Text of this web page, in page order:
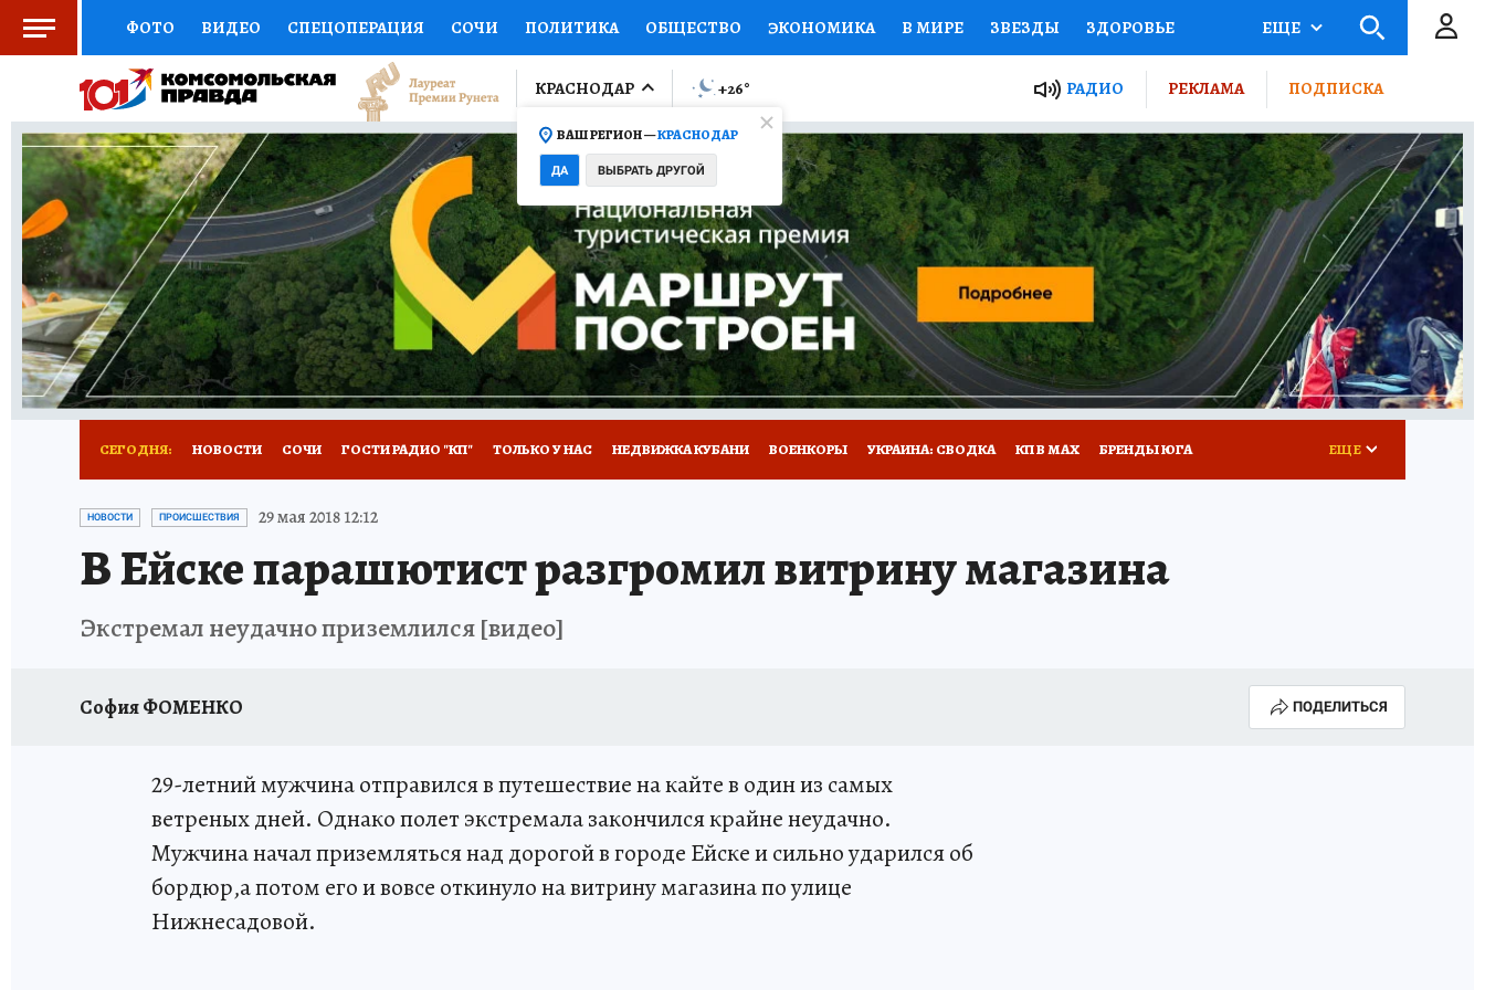
ФОТО ВИДЕО СПЕЦОПЕРАЦИЯ СОЧИ ПОЛИТИКА ОБЩЕСТВО ЭКОНОМИКА В МИРЕ ЗВЕЗДЫ ЗДОРОВЬЕ
СОЦПОДДЕРЖКА НАУКА СПОРТ КОЛУМНИСТЫ ПРОИСШЕСТВИЯ НАЦИОНАЛЬНЫЕ ПРОЕКТЫ РОССИИ
ВЫБОР ЭКСПЕРТОВ ДОКТОР ФИНАНСЫ ОТКРЫВАЕМ МИР Я ЗНАЮ СЕМЬЯ ЖЕНСКИЕ СЕКРЕТЫ ПУТЕВОДИТЕЛЬ
КНИЖНАЯ ПОЛКА ПРОГНОЗЫ НА СПОРТ ПРОМОКОДЫ СЕРИАЛЫ СПЕЦПРОЕКТЫ ДЕФИЦИТ ЖЕЛЕЗА ТУРИЗМ
ПРЕСС-ЦЕНТР НЕДВИЖИМОСТЬ ТЕЛЕВИЗОР КОЛЛЕКЦИИ КОНКУРСЫ РАБОТА У НАС ГИД ПОТРЕБИТЕЛЯ РЕКЛАМА
ВСЕ О КП РАДИО КП ТЕСТЫ НОВОЕ НА САЙТЕ
ЕЩЕ
КРАСНОДАР
ВАШ РЕГИОН —КРАСНОДАР
ДА ВЫБРАТЬ ДРУГОЙ
+26° РАДИО РЕКЛАМА ПОДПИСКА
СЕГОДНЯ: НОВОСТИ СОЧИ ГОСТИ РАДИО "КП" ТОЛЬКО У НАС НЕДВИЖКА КУБАНИ ВОЕНКОРЫ УКРАИНА: СВОДКА КП В МАХ БРЕНДЫ ЮГА
ОТДЫХ В РОССИИ ЗДОРОВЬЕ КУБАНИ
ЕЩЕ
НОВОСТИ ПРОИСШЕСТВИЯ 29 мая 2018 12:12
В Ейске парашютист разгромил витрину магазина
Экстремал неудачно приземлился [видео]
София ФОМЕНКО ПОДЕЛИТЬСЯ
29-летний мужчина отправился в путешествие на кайте в один из самых
ветреных дней. Однако полет экстремала закончился крайне неудачно.
Мужчина начал приземляться над дорогой в городе Ейске и сильно ударился об
бордюр,а потом его и вовсе откинуло на витрину магазина по улице
Нижнесадовой.